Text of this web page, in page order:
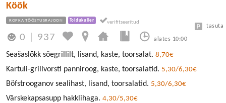
Köök
ROPKA TÖÖSTUSRAJOON Toidukuller
0 937 alates 10:00
tasuta
Seašaslõkk söegrillilt, lisand, kaste, toorsalat. 8,70€
Kartuli-grillvorsti panniroog, kaste, toorsalatid. 5,30/6,30€
Böfstrooganov sealihast, lisand, toorsalatid. 5,30/6,30€
Värskekapsasupp hakklihaga. 4,30/5,30€